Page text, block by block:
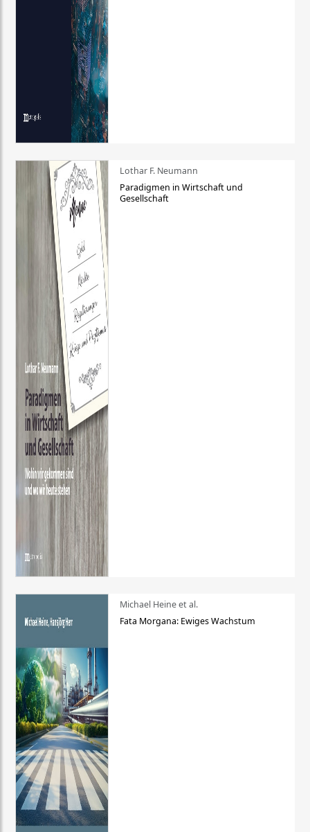
Lothar F. Neumann
Paradigmen in Wirtschaft und
Gesellschaft
Michael Heine et al.
Fata Morgana: Ewiges Wachstum